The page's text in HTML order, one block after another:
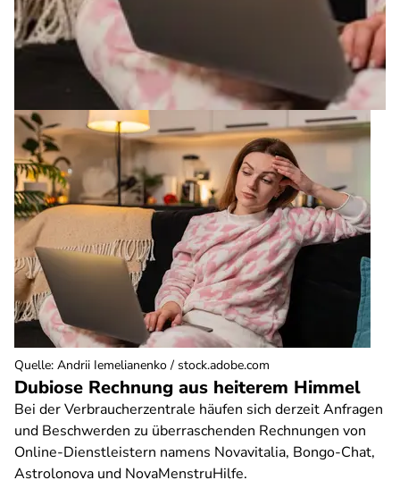
Dubiose Rechnung aus heiterem Himmel
Bei der Verbraucherzentrale häufen sich derzeit Anfragen
und Beschwerden zu überraschenden Rechnungen von
Online-Dienstleistern namens Novavitalia, Bongo-Chat,
Astrolonova und NovaMenstruHilfe.
Quelle: Andrii Iemelianenko / stock.adobe.com